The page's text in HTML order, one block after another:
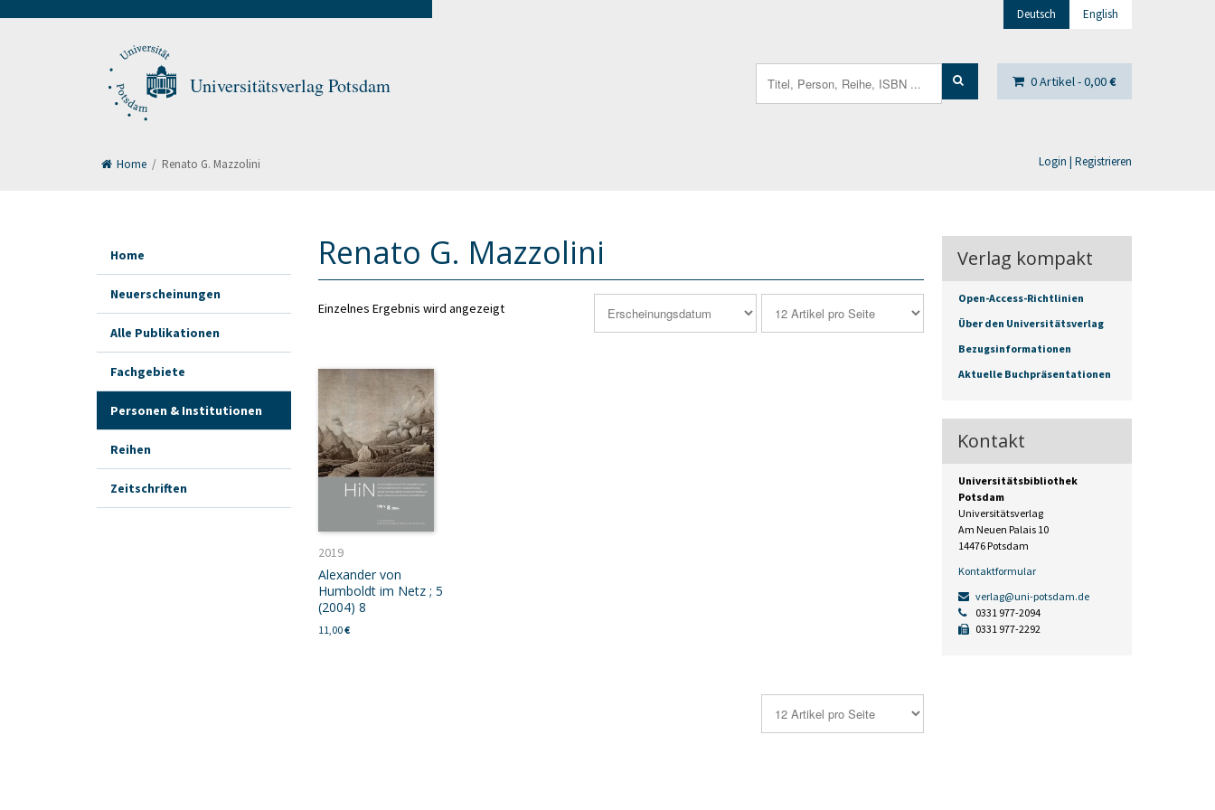
Universitätsverlag Potsdam
Deutsch English
0 Artikel -0,00€
Login | Registrieren
for:
Home / Renato G. Mazzolini
Renato G. Mazzolini
Einzelnes Ergebnis wird angezeigt
2019
Alexander von
Humboldt im Netz ; 5
(2004) 8
11,00€
Home
Neuerscheinungen
Alle Publikationen
Fachgebiete
Personen & Institutionen
Reihen
Zeitschriften
Verlag kompakt
Open-Access-Richtlinien
Über den Universitätsverlag
Bezugsinformationen
Aktuelle Buchpräsentationen
Kontakt
Universitätsbibliothek
Potsdam
Universitätsverlag
Am Neuen Palais 10
14476 Potsdam
Kontaktformular
verlag@uni-potsdam.de
0331 977-2094
0331 977-2292